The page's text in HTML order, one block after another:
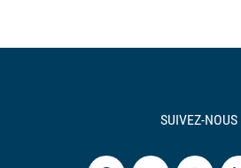
SUIVEZ-NOUS